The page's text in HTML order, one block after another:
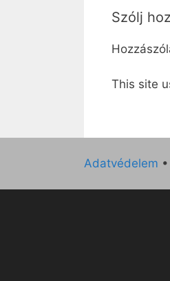
Szólj
This site
Adatvédelem •